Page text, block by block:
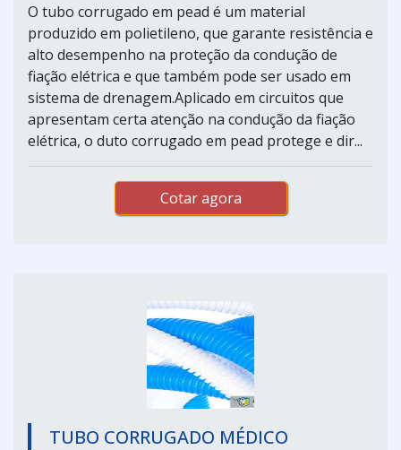
O tubo corrugado em pead é um material
produzido em polietileno, que garante resistência e
alto desempenho na proteção da condução de
fiação elétrica e que também pode ser usado em
sistema de drenagem.Aplicado em circuitos que
apresentam certa atenção na condução da fiação
elétrica, o duto corrugado em pead protege e dir...
Cotar agora
TUBO CORRUGADO MÉDICO